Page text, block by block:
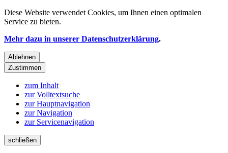
Diese Website verwendet Cookies, um Ihnen einen optimalen
Service zu bieten.
Mehr dazu in unserer Datenschutzerklärung.
Ablehnen
Zustimmen
zum Inhalt
zur Volltextsuche
zur Hauptnavigation
zur Navigation
zur Servicenavigation
schließen